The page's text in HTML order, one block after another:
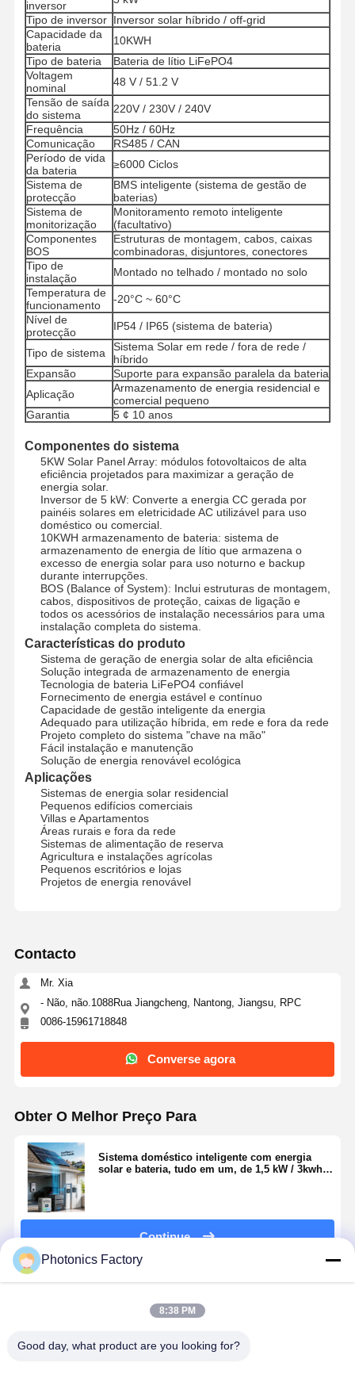
Casa Produtos
Quem
Fábrica
Controle De
Qualidade
Fale
Conosco
Converse
Agora
Gerador solar portátil
Sistema de armazenamento de energia
Bomba de Calor PVT
Oferta quente
Eletrodomésticos
Lâmpadas de decoração
Sistema de energia renovável
Sistema de gerenciamento de energia residencial
Sistema residencial das energias solares
sistema de energia solar comercial
sistema de energia solar industrial
Sistema de energia solar de utilidade
Painel Solar e Inversor
bomba de água de painel solar
Sistema de Contêiner Solar
inversor
Tipo de inversor Inversor solar híbrido / off-grid
Capacidade da
bateria
10KWH
Tipo de bateria
Bateria de lítio LiFePO4
Voltagem
nominal
48 V / 51.2 V
Tensão de saída
do sistema
220V / 230V / 240V
Frequência
50Hz / 60Hz
Comunicação
RS485 / CAN
Período de vida
da bateria
≥6000 Ciclos
Sistema de
protecção
BMS inteligente (sistema de gestão de
baterias)
Sistema de
monitorização
Monitoramento remoto inteligente
(facultativo)
Componentes
BOS
Estruturas de montagem, cabos, caixas
combinadoras, disjuntores, conectores
Tipo de
instalação
Montado no telhado / montado no solo
Temperatura de
funcionamento
-20°C ~ 60°C
Nível de
protecção
IP54 / IP65 (sistema de bateria)
Tipo de sistema
Sistema Solar em rede / fora de rede /
híbrido
Expansão
Suporte para expansão paralela da bateria
Aplicação
Armazenamento de energia residencial e
comercial pequeno
Garantia
5 ¢ 10 anos
Componentes do sistema
5KW Solar Panel Array: módulos fotovoltaicos de alta
eficiência projetados para maximizar a geração de
energia solar.
Inversor de 5 kW: Converte a energia CC gerada por
painéis solares em eletricidade AC utilizável para uso
doméstico ou comercial.
10KWH armazenamento de bateria: sistema de
armazenamento de energia de lítio que armazena o
excesso de energia solar para uso noturno e backup
durante interrupções.
BOS (Balance of System): Inclui estruturas de montagem,
cabos, dispositivos de proteção, caixas de ligação e
todos os acessórios de instalação necessários para uma
instalação completa do sistema.
Características do produto
Sistema de geração de energia solar de alta eficiência
Solução integrada de armazenamento de energia
Tecnologia de bateria LiFePO4 confiável
Fornecimento de energia estável e contínuo
Capacidade de gestão inteligente da energia
Adequado para utilização híbrida, em rede e fora da rede
Projeto completo do sistema "chave na mão"
Fácil instalação e manutenção
Solução de energia renovável ecológica
Aplicações
Sistemas de energia solar residencial
Pequenos edifícios comerciais
Villas e Apartamentos
Áreas rurais e fora da rede
Sistemas de alimentação de reserva
Agricultura e instalações agrícolas
Pequenos escritórios e lojas
Projetos de energia renovável
Contacto
Mr. Xia
- Não, não.1088Rua Jiangcheng, Nantong, Jiangsu, RPC
0086-15961718848
Converse agora
Obter O Melhor Preço Para
Sistema doméstico inteligente com energia
solar e bateria, tudo em um, de 1,5 kW / 3kwh a
Continue
Photonics Factory
8:38 PM
Good day, what product are you looking for?